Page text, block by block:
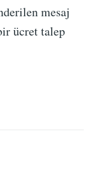
mesaj
ücret talep